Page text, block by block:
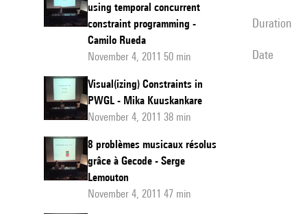
using temporal concurrent
constraint programming -
Camilo Rueda
November 4, 2011 50 min
Visual(izing) Constraints in
PWGL - Mika Kuuskankare
November 4, 2011 38 min
8 problèmes musicaux résolus
grâce à Gecode - Serge
Lemouton
November 4, 2011 47 min
duration
date